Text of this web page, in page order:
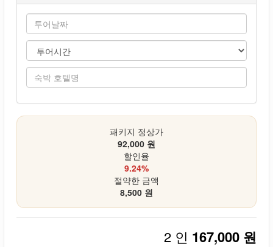
패키지 정상가
92,000 원
할인율
9.24%
절약한 금액
8,500 원
2 인 167,000 원